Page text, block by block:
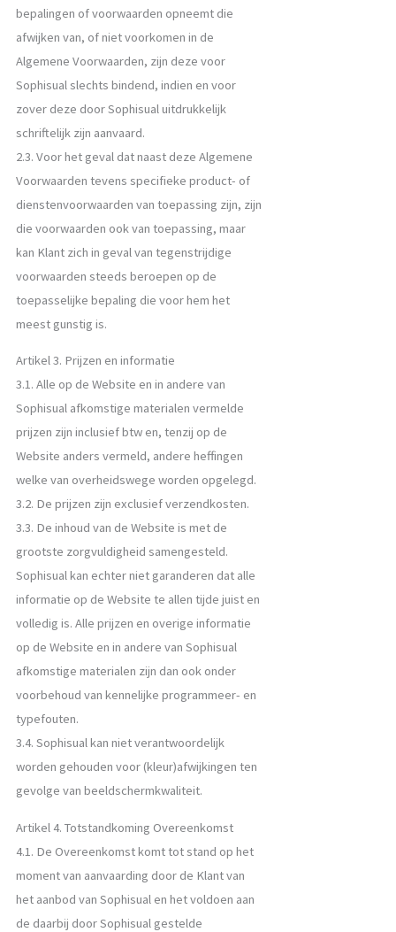
bepalingen of voorwaarden opneemt die
afwijken van, of niet voorkomen in de
Algemene Voorwaarden, zijn deze voor
Sophisual slechts bindend, indien en voor
zover deze door Sophisual uitdrukkelijk
schriftelijk zijn aanvaard.
2.3. Voor het geval dat naast deze Algemene
Voorwaarden tevens specifieke product- of
dienstenvoorwaarden van toepassing zijn, zijn
die voorwaarden ook van toepassing, maar
kan Klant zich in geval van tegenstrijdige
voorwaarden steeds beroepen op de
toepasselijke bepaling die voor hem het
meest gunstig is.
Artikel 3. Prijzen en informatie
3.1. Alle op de Website en in andere van
Sophisual afkomstige materialen vermelde
prijzen zijn inclusief btw en, tenzij op de
Website anders vermeld, andere heffingen
welke van overheidswege worden opgelegd.
3.2. De prijzen zijn exclusief verzendkosten.
3.3. De inhoud van de Website is met de
grootste zorgvuldigheid samengesteld.
Sophisual kan echter niet garanderen dat alle
informatie op de Website te allen tijde juist en
volledig is. Alle prijzen en overige informatie
op de Website en in andere van Sophisual
afkomstige materialen zijn dan ook onder
voorbehoud van kennelijke programmeer- en
typefouten.
3.4. Sophisual kan niet verantwoordelijk
worden gehouden voor (kleur)afwijkingen ten
gevolge van beeldschermkwaliteit.
Artikel 4. Totstandkoming Overeenkomst
4.1. De Overeenkomst komt tot stand op het
moment van aanvaarding door de Klant van
het aanbod van Sophisual en het voldoen aan
de daarbij door Sophisual gestelde